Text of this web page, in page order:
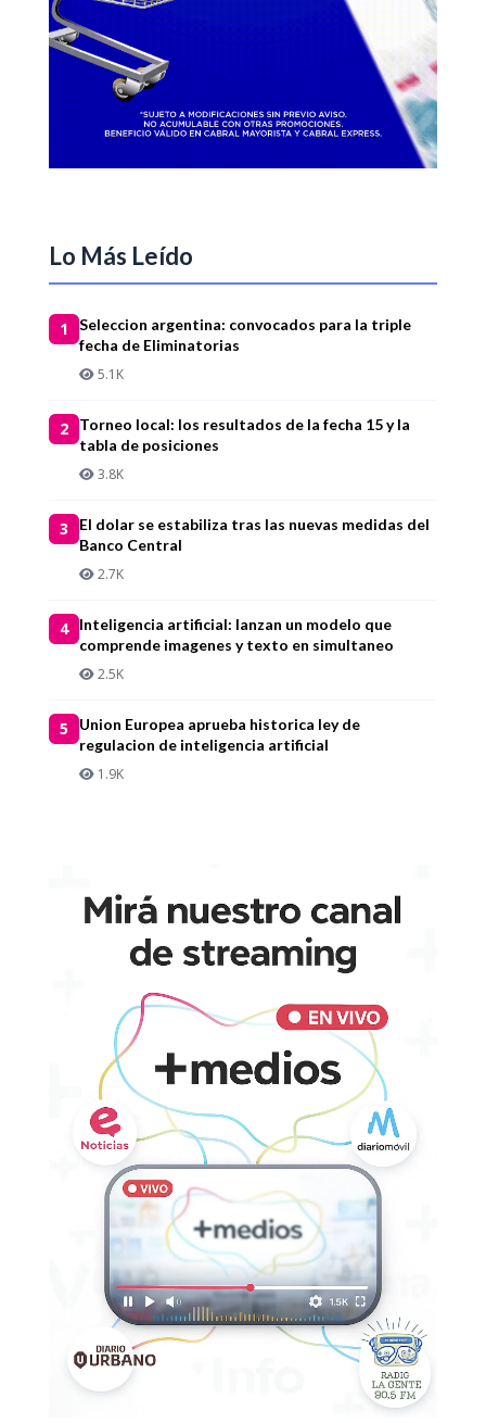
Lo Más Leído
1
Seleccion argentina: convocados para la triple
fecha de Eliminatorias
5.1K
2
Torneo local: los resultados de la fecha 15 y la
tabla de posiciones
3.8K
3
El dolar se estabiliza tras las nuevas medidas del
Banco Central
2.7K
4
Inteligencia artificial: lanzan un modelo que
comprende imagenes y texto en simultaneo
2.5K
5
Union Europea aprueba historica ley de
regulacion de inteligencia artificial
1.9K